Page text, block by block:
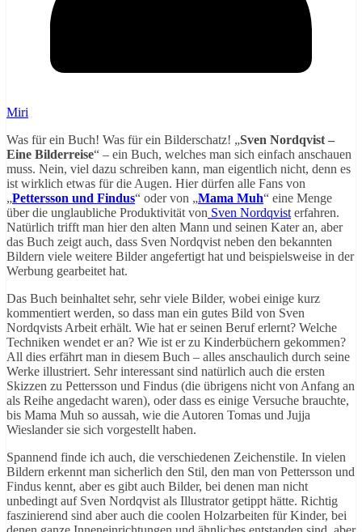
Miri
Was für ein Buch! Was für ein Bilderschatz! „Sven Nordqvist –
Eine Bilderreise“ – ein Buch, welches man sich einfach anschauen
muss. Nein, viel dazu schreiben kann, man eigentlich nicht, denn es
ist wirklich etwas für die Augen. Hier dürfen alle Fans von
„Pettersson und Findus“ oder von „Mama Muh“ eine Menge
über die unglaubliche Produktivität von Sven Nordqvist erfahren.
Natürlich trifft man hier den alten Mann und seinen Kater an, aber
das Buch zeigt auch, dass Sven Nordqvist neben den bekannten
Bildern viele weitere Bilder angefertigt hat und beispielsweise in der
Werbung gearbeitet hat.
Das Buch beinhaltet sehr, sehr viele Bilder, wobei einige kurz
kommentiert werden, so dass man ein gutes Bild von Sven
Nordqvists Arbeit erhält. Wie hat er seinen Beruf erlernt? Welche
Techniken wendet er an? Wie ist er zu Kinderbüchern gekommen?
All dies erfährt man in diesem Buch – alles anschaulich durch seine
Werke illustriert. Sehr interessant sind natürlich auch die ersten
Skizzen zu Pettersson und Findus (die übrigens nicht von Anfang an
als Reihe angedacht waren), oder dass es einige Versuche brauchte,
bis Mama Muh so aussah, wie die Autoren Tomas und Jujja
Wieslander sie sich vorgestellt haben.
Spannend finde ich auch, die verschiedenen Zeichenstile. In vielen
Bildern erkennt man sicherlich den Stil, den man von Pettersson und
Findus kennt, aber es gibt auch Bilder, bei denen man nicht
unbedingt auf Sven Nordqvist als Illustrator getippt hätte. Richtig
faszinierend sind aber auch die coolen Holzarbeiten für Kinder, bei